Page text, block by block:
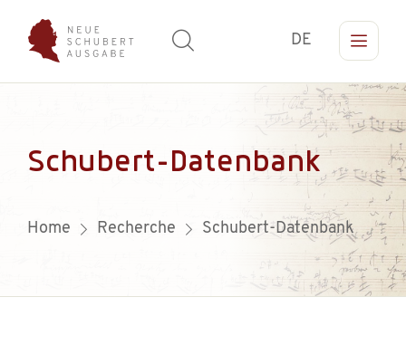
DE
Schubert-Datenbank
Home Recherche Schubert-Datenbank